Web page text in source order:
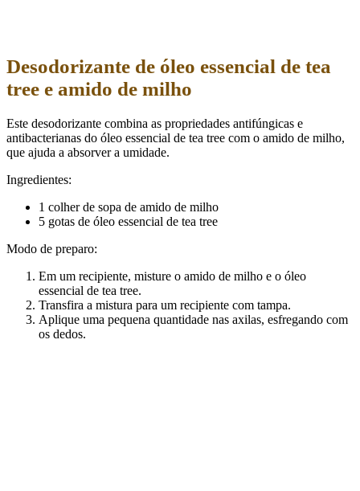
Desodorizante de óleo essencial de tea
tree e amido de milho
Este desodorizante combina as propriedades antifúngicas e
antibacterianas do óleo essencial de tea tree com o amido de milho,
que ajuda a absorver a umidade.
Ingredientes:
1 colher de sopa de amido de milho
5 gotas de óleo essencial de tea tree
Modo de preparo:
Em um recipiente, misture o amido de milho e o óleo
essencial de tea tree.
Transfira a mistura para um recipiente com tampa.
Aplique uma pequena quantidade nas axilas, esfregando com
os dedos.